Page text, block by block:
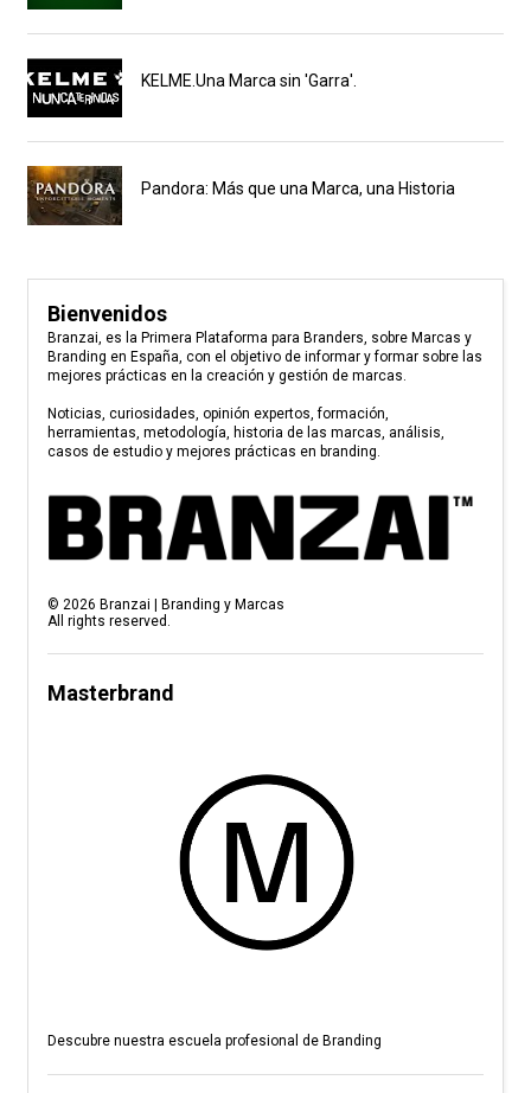
KELME.Una Marca sin 'Garra'.
Pandora: Más que una Marca, una Historia
Bienvenidos
Branzai, es la Primera Plataforma para Branders, sobre Marcas y
Branding en España, con el objetivo de informar y formar sobre las
mejores prácticas en la creación y gestión de marcas.
Noticias, curiosidades, opinión expertos, formación,
herramientas, metodología, historia de las marcas, análisis,
casos de estudio y mejores prácticas en branding.
© 2026 Branzai | Branding y Marcas
All rights reserved.
Masterbrand
Descubre nuestra escuela profesional de Branding